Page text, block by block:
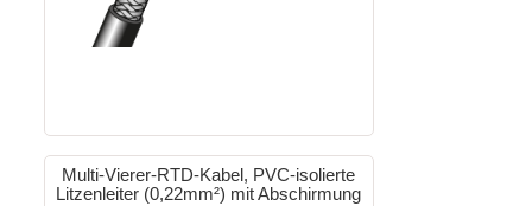
Multi-Vierer-RTD-Kabel, PVC-isolierte
Litzenleiter (0,22mm²) mit Abschirmung